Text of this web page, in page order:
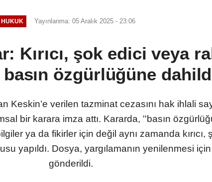
HUKUK Yayınlanma: 05 Aralık 2025 - 23:06
Kırıcı, şok edici veya
özgürlüğüne
Keskin’e verilen tazminat cezasını hak ihlali
bir karara imza attı. Kararda, ''basın
ya da fikirler için değil aynı zamanda
yapıldı. Dosya, yargılamanın yenilenmesi
gönderildi.